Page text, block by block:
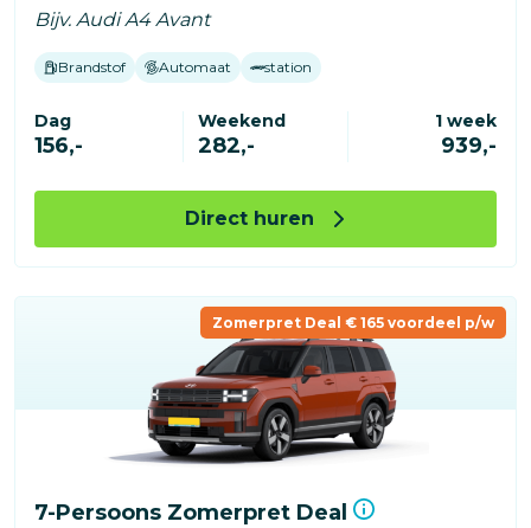
Bijv. Audi A4 Avant
Brandstof Automaat station
Dag
156,-
Weekend
282,-
1 week
939,-
Direct huren
Zomerpret Deal € 165 voordeel p/w
7-Persoons Zomerpret Deal